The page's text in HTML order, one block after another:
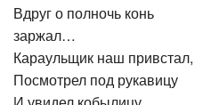
Вдруг о полночь конь
заржал…
Караульщик наш привстал,
Посмотрел под рукавицу